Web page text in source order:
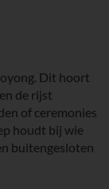
Dit hoort
de rijst
of ceremonies
houdt bij wie
buitengesloten